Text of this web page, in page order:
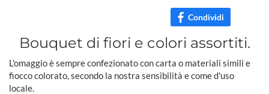
Condividi
Bouquet di fiori e colori assortiti.
L'omaggio è sempre confezionato con carta o materiali simili e
fiocco colorato, secondo la nostra sensibilità e come d'uso
locale.